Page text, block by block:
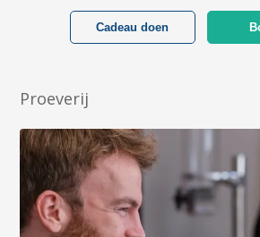
Cadeau doen
Proeverij